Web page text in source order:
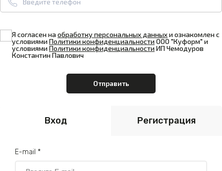
Я согласен наобработку персональных данныхи ознакомлен с
условиямиПолитики конфиденциальностиООО "Куформ" и
условиямиПолитики конфиденциальностиИП Чемодуров
Константин Павлович
Вход Регистрация
E-mail *